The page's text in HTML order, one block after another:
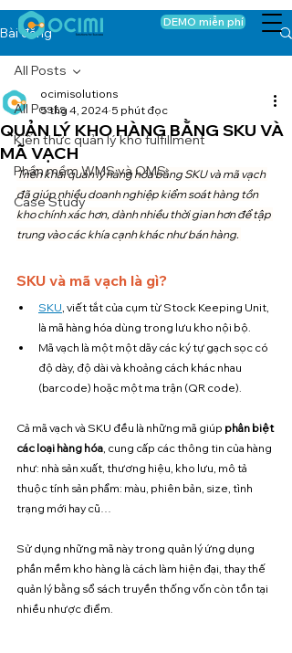
DEMO miễn phí
Bài đăng
All Posts
Kiến thức quản lý kho fulfillment
Phần mềm WMS và OMS
Case Study
All Posts
QUẢN LÝ KHO HÀNG BẰNG SKU VÀ
MÃ VẠCH
ocimisolutions
5 thg 4, 2024 5 phút đọc
Triển khai quản lý hàng hóa bằng SKU và mã vạch
đã giúp nhiều doanh nghiệp kiểm soát hàng tồn
kho chính xác hơn, dành nhiều thời gian hơn để tập
trung vào các khía cạnh khác như bán hàng.
SKU và mã vạch là gì?
SKU, viết tắt của cụm từ Stock Keeping Unit,
là mã hàng hóa dùng trong lưu kho nội bộ.
Mã vạch là một một dãy các ký tự gạch sọc có
độ dày, độ dài và khoảng cách khác nhau
(barcode) hoặc một ma trận (QR code).
Cả mã vạch và SKU đều là những mã giúp phân biệt
các loại hàng hóa, cung cấp các thông tin của hàng
như: nhà sản xuất, thương hiệu, kho lưu, mô tả
thuộc tính sản phẩm: màu, phiên bản, size, tình
trạng mới hay cũ…
Sử dụng những mã này trong quản lý ứng dụng
phần mềm kho hàng là cách làm hiện đại, thay thế
quản lý bằng sổ sách truyền thống vốn còn tồn tại
nhiều nhược điểm.